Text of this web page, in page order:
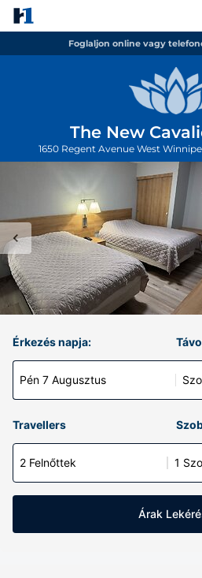
Foglaljon online vagy
The New
1650 Regent Avenue West
Érkezés napja:
Pén 7 Augusztus
Travellers
2 Felnőttek 1
Árak